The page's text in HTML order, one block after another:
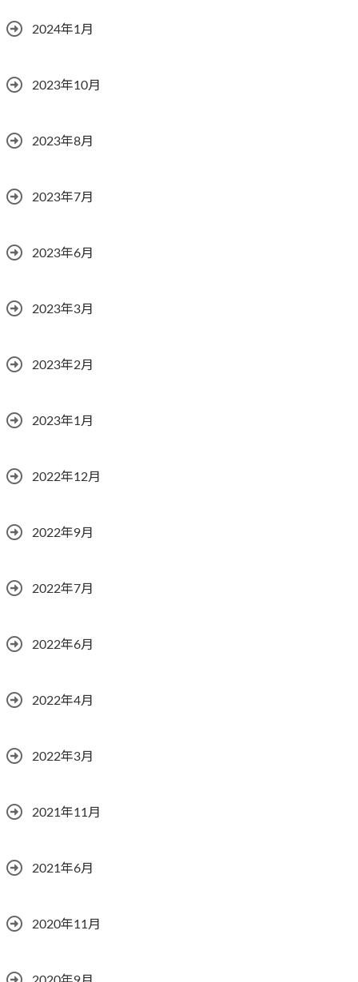
2024年1月
2023年10月
2023年8月
2023年7月
2023年6月
2023年3月
2023年2月
2023年1月
2022年12月
2022年9月
2022年7月
2022年6月
2022年4月
2022年3月
2021年11月
2021年6月
2020年11月